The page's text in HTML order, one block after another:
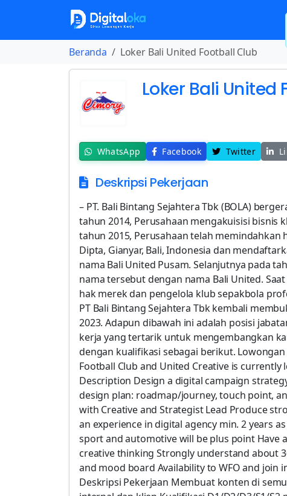
Beranda Loker Bali United Football Club
Loker Bali United
WhatsApp Facebook Twitter
Deskripsi Pekerjaan
– PT. Bali Bintang Sejahtera Tbk (BOLA)
tahun 2014, Perusahaan mengakuisisi bisnis
tahun 2015, Perusahaan telah memindahkan
Dipta, Gianyar, Bali, Indonesia dan
nama Bali United Pusam. Selanjutnya pada
nama tersebut dengan nama Bali United.
hak merek dan pengelola klub sepakbola
PT Bali Bintang Sejahtera Tbk kembali
2023. Adapun dibawah ini adalah posisi
kerja yang tertarik untuk mengembangkan
dengan kualifikasi sebagai berikut.
Football Club and United Creative is
Description Design a digital campaign
design plan: roadmap/journey, touch point,
with Creative and Strategist Lead Produce
an experience in digital agency min. 2 years
sport and automotive will be plus point Have
creative thinking Strongly understand about
and mood board Availability to WFO and join
Deskripsi Pekerjaan Membuat konten di